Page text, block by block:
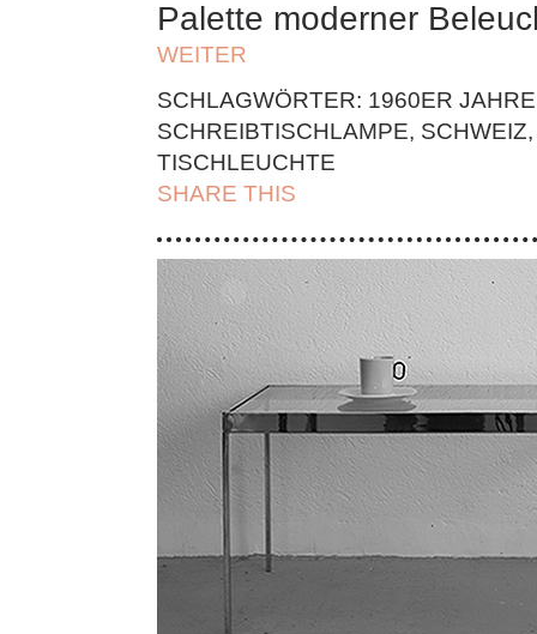
Palette moderner
WEITER
SCHLAGWÖRTER: 1960ER JAHRE
SCHREIBTISCHLAMPE, SCHWEIZ
TISCHLEUCHTE
SHARE THIS